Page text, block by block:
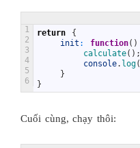
1
2
3
4
5
6
return
{
init : function( )
calculate( ) ;
console. log(
}
}
Cuối cùng, chạy thôi: